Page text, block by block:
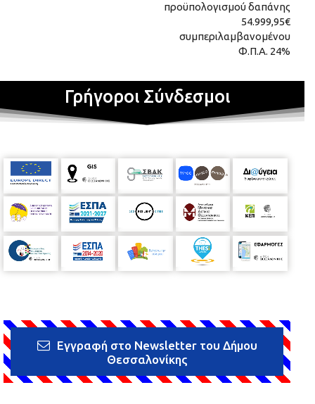
προϋπολογισμού δαπάνης
54.999,95€
συμπεριλαμβανομένου
Φ.Π.Α. 24%
Γρήγοροι Σύνδεσμοι
Εγγραφή στο Newsletter του Δήμου
Θεσσαλονίκης